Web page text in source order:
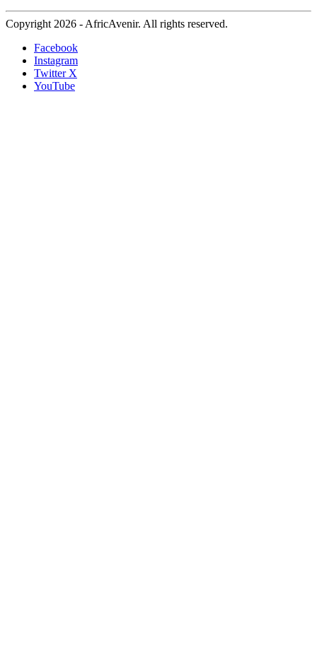
Copyright 2026 - AfricAvenir. All rights reserved.
Facebook
Instagram
Twitter X
YouTube